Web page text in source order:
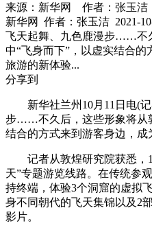
来源：新华网 作者：张玉洁
新华网
作者：张玉洁 2021-
飞天起舞、九色鹿漫步……不
中“飞身而下”，以虚实结合
旅游的新体验...
分享到
新华社兰州10月11日电(记
步……不久后，这些形象将从
结合的方式来到游客身边，成
记者从敦煌研究院获悉，
天”专题游览线路。在传统参
持终端，体验3个洞窟的虚拟
身不同朝代的飞天集锦以及2
影片。